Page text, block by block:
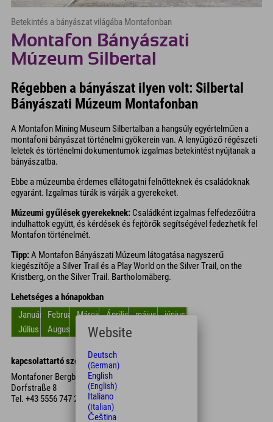
Betekintés a bányászat világába Montafonban
Montafon Bányászati
Múzeum Silbertal
Régebben a bányászat ilyen volt: Silbertal
Bányászati Múzeum Montafonban
A Montafon Mining Museum Silbertalban a hangsúly egyértelműen a
montafoni bányászat történelmi gyökerein van. A lenyűgöző régészeti
leletek és történelmi dokumentumok izgalmas betekintést nyújtanak a
bányászatba.
Ebbe a múzeumba érdemes ellátogatni felnőtteknek és családoknak
egyaránt. Izgalmas túrák is várják a gyerekeket.
Múzeumi gyűlések gyerekeknek: Családként izgalmas felfedezőútra
indulhattok együtt, és kérdések és fejtörők segítségével fedezhetik fel
Montafon történelmét.
Tipp:A Montafon Bányászati Múzeum látogatása nagyszerű
kiegészítője a Silver Trail és a Play World on the Silver Trail, on the
Kristberg, on the Silver Trail. Bartholomäberg.
Lehetséges a hónapokban
Január
Február MárciusÁprilis május
június
Július
Augusztus Szept. Október
kapcsolattartó személy
Montafoner Bergbaumuseum
Dorfstraße 8
Tel. +43 5556 747 23
Website
Deutsch
(German)
English
(English)
Italiano
(Italian)
Čeština